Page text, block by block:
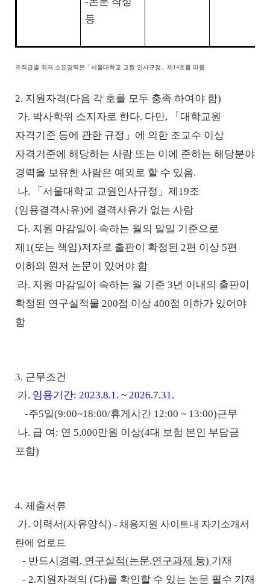
등
※직급별 최저 소요경력은 「서울대학교 교원 인사규정 」 제14조를 따름
2. 지원자격(다음 각 호를 모두 충족 하여야 함)
가. 박사학위 소지자로 한다. 다만, 「 대학교원
자격기준 등에 관한 규정 」 에 의한 조교수 이상
자격기준에 해당하는 사람 또는 이에 준하는 해당분야
경력을 보유한 사람은 예외로 할 수 있음.
나. 「 서울대학교 교원인사규정 」 제 19조
(임용결격사유)에 결격사유가 없는 사람
다. 지원 마감일이 속하는 월의 말일 기준으로
제 1(또는 책임)저자로 출판이 확정된 2편 이상 5편
이하의 원저 논문이 있어야 함
라. 지원 마감일이 속하는 월 기준 3년 이내의 출판이
확정된 연구실적물 200점 이상 400점 이하가 있어야
함
3. 근무조건
가. 임용기간: 2023.8.1. ~ 2026.7.31.
-주5일(9:00~18:00/휴게시간 12:00 ~ 13:00)근무
나. 급 여 : 연 5,000만원 이상(4대 보험 본인 부담금
포함)
4. 제출서류
가. 이력서(자유양식) - 채용지원 사이트내 자기소개서
란에 업로드
- 반드시 경력, 연구실적(논문,연구과제 등) 기재
- 2.지원자격의 (다)를 확인할 수 있는 논문 필수 기재